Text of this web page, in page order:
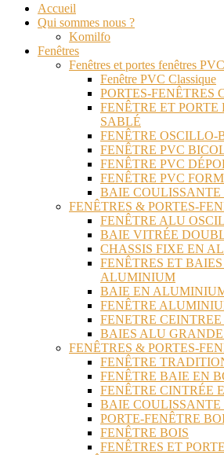
Accueil
Qui sommes nous ?
Komilfo
Fenêtres
Fenêtres et portes fenêtres PVC
Fenêtre PVC Classique
PORTES-FENÊTRES
FENÊTRE ET
SABLÉ
FENÊTRE OSCILLO-
FENÊTRE PVC
FENÊTRE PVC
FENÊTRE PVC
BAIE COULISSANTE
FENÊTRES & PORTES-
FENÊTRE ALU
BAIE VITRÉE
CHASSIS FIXE EN
FENÊTRES ET
ALUMINIUM
BAIE EN
FENÊTRE
FENETRE
BAIES ALU
FENÊTRES & PORTES-
FENÊTRE
FENÊTRE BAIE EN
FENÊTRE CINTRÉE
BAIE COULISSANTE
PORTE-FENÊTRE
FENÊTRE BOIS
FENÊTRES ET